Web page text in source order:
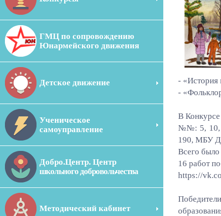
ГМЦ по сопровождению
Юнармейского движения
Детское движение
Ученическое
самоуправление
Добро.Центр. Центр
школьного добровольчества
Методический кабинет
-
-
В Конкурсе
№№: 5, 10,
190, МБУ
Всего было
16 работ
https://